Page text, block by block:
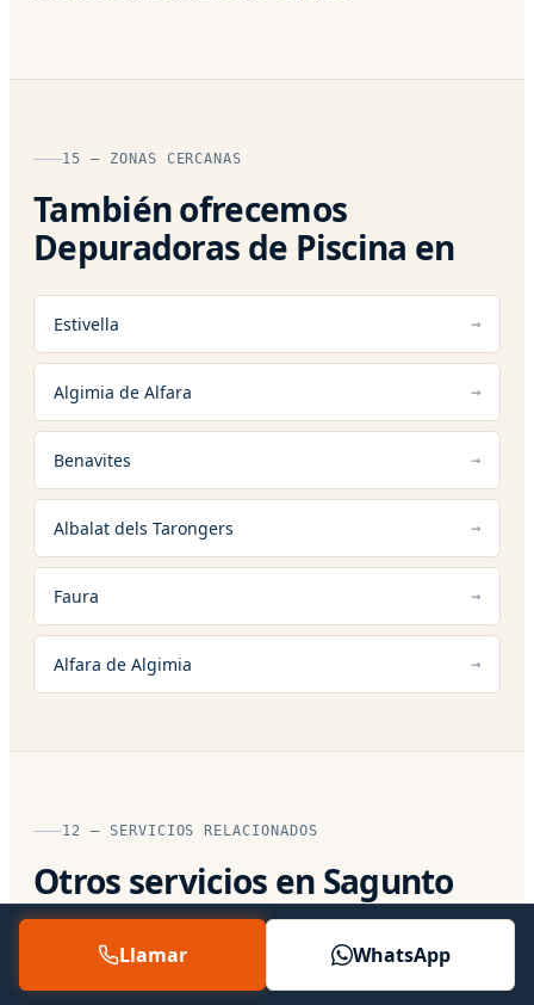
15 — ZONAS CERCANAS
También ofrecemos
Depuradoras de Piscina en
Estivella
Algimia de Alfara
Benavites
Albalat dels Tarongers
Faura
Alfara de Algimia
12 — SERVICIOS RELACIONADOS
Otros servicios en Sagunto
Servicio Técnico Oficial
Llamar WhatsApp